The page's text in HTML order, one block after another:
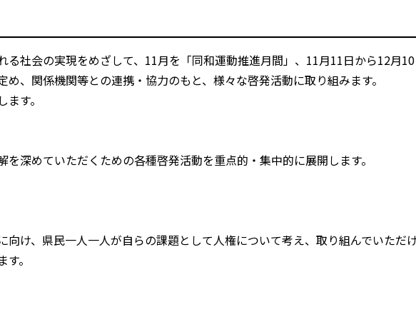
る社会の実現をめざして、11月を「同和運動推進月間」、11月11日から12月
、関係機関等との連携・協力のもと、様々な啓発活動に取り組みます。
す。
深めていただくための各種啓発活動を重点的・集中的に展開します。
け、県民一人一人が自らの課題として人権について考え、取り組んでいただけ
。